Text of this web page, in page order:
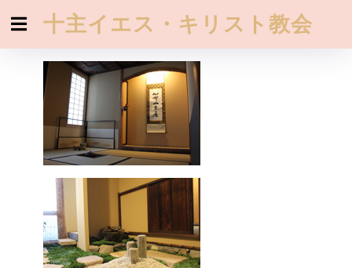
十主イエス・キリスト教会